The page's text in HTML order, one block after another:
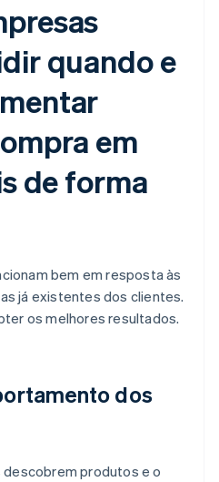
quando e
em
de forma
bem em resposta às
já existentes dos clientes.
os melhores resultados.
dos
produtos e o